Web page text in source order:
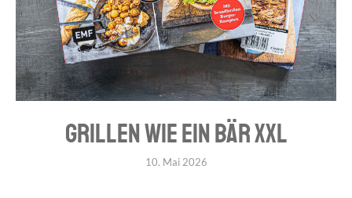
GRILLEN WIE EIN BÄR XXL
10. Mai 2026